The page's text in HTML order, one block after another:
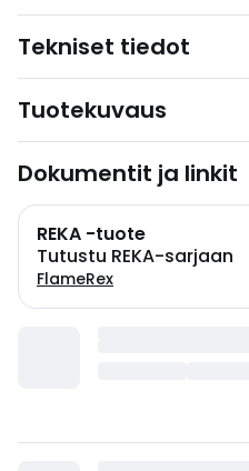
Tekniset tiedot
Tuotekuvaus
Dokumentit ja linkit
REKA -tuote
Tutustu REKA-sarjaan
FlameRex